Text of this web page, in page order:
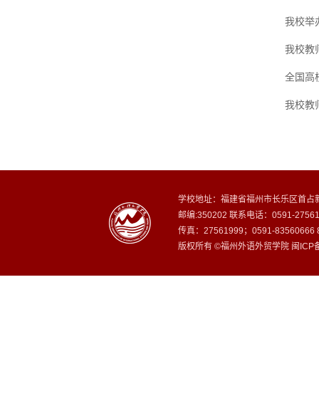
我校举
我校教
全国高
我校教
学校地址：福建省福州市长乐区首占
邮编:350202 联系电话：0591-
传真：27561999；0591-83560666
版权所有 ©福州外语外贸学院 闽ICP